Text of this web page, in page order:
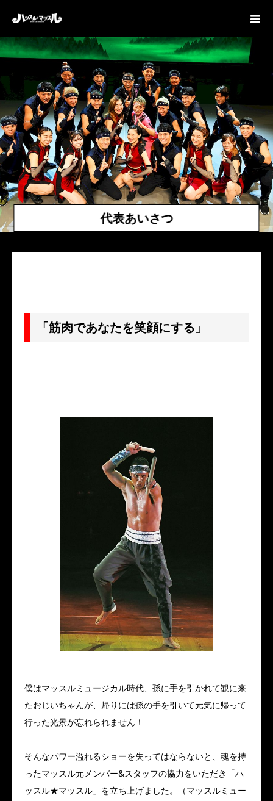
代表あいさつ
「筋肉であなたを笑顔にする」
僕はマッスルミュージカル時代、孫に手を引かれて観に来
たおじいちゃんが、帰りには孫の手を引いて元気に帰って
行った光景が忘れられません！
そんなパワー溢れるショーを失ってはならないと、魂を持
ったマッスル元メンバー&スタッフの協力をいただき「ハ
ッスル★マッスル」を立ち上げました。（マッスルミュー